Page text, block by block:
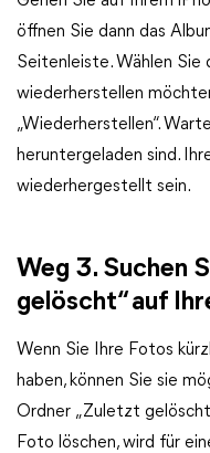
öffnen Sie dann das
Seitenleiste. Wählen Sie
wiederherstellen
„Wiederherstellen“.
heruntergeladen sind.
wiederhergestellt sein.
Weg 3. Suchen
gelöscht“ auf
Wenn Sie Ihre Fotos
haben, können Sie sie
Ordner „Zuletzt
Foto löschen, wird für